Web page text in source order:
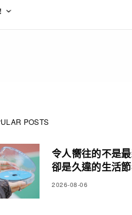
POSTS
令人嚮往的不是
卻是久違的生活
2026-08-06